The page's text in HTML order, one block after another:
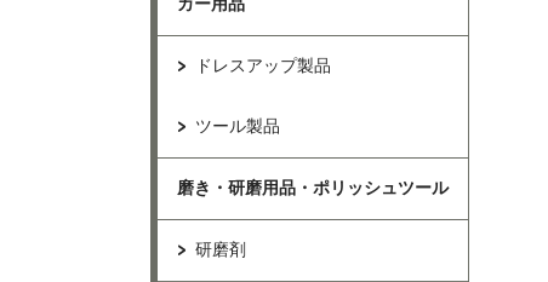
ドレスアップ製品
ツール製品
磨き・研磨用品・ポリッシュツール
研磨剤